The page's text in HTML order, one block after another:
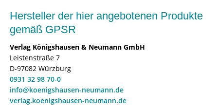
978-
3-
8017-
3
/
978-
3-
82-
Hersteller der hier angebotenen Produkte
gemäß GPSR
Verlag Königshausen & Neumann GmbH
Leistenstraße 7
D-97082 Würzburg
0931 32 98 70-0
info@koenigshausen-neumann.de
verlag.koenigshausen-neumann.de